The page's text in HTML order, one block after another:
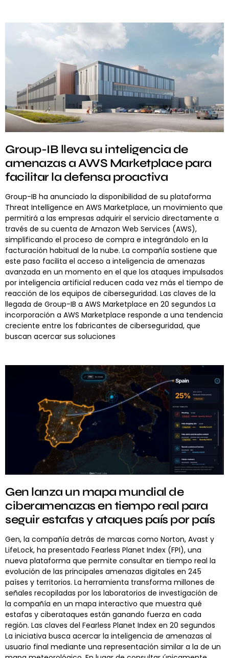
Group-IB lleva su inteligencia de
amenazas a AWS Marketplace para
facilitar la defensa proactiva
Group-IB ha anunciado la disponibilidad de su plataforma
Threat Intelligence en AWS Marketplace, un movimiento que
permitirá a las empresas adquirir el servicio directamente a
través de su cuenta de Amazon Web Services (AWS),
simplificando el proceso de compra e integrándolo en la
facturación habitual de la nube. La compañía sostiene que
este paso facilita el acceso a inteligencia de amenazas
avanzada en un momento en el que los ataques impulsados
por inteligencia artificial reducen cada vez más el tiempo de
reacción de los equipos de ciberseguridad. Las claves de la
llegada de Group-IB a AWS Marketplace en 20 segundos La
incorporación a AWS Marketplace responde a una tendencia
creciente entre los fabricantes de ciberseguridad, que
buscan acercar sus soluciones
Gen lanza un mapa mundial de
ciberamenazas en tiempo real para
seguir estafas y ataques país por país
Gen, la compañía detrás de marcas como Norton, Avast y
LifeLock, ha presentado Fearless Planet Index (FPI), una
nueva plataforma que permite consultar en tiempo real la
evolución de las principales amenazas digitales en 245
países y territorios. La herramienta transforma millones de
señales recopiladas por los laboratorios de investigación de
la compañía en un mapa interactivo que muestra qué
estafas y ciberataques están ganando fuerza en cada
región. Las claves del Fearless Planet Index en 20 segundos
La iniciativa busca acercar la inteligencia de amenazas al
usuario final mediante una representación similar a la de un